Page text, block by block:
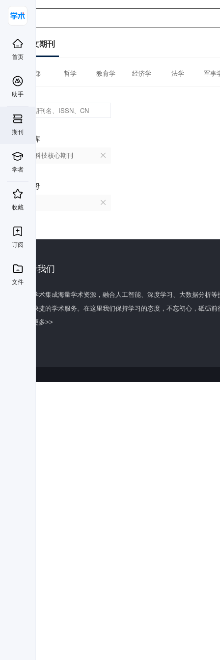
首页
助手
期刊
学者
收藏
订阅
文件
中文期刊
全部 哲学 教育学 经济学 法学 军事
数据库
中国科技核心期刊
首字母
关于我们
百度学术集成海量学术资源，融合人工智能、深度学习、大数据分析
全面快捷的学术服务。在这里我们保持学习的态度，不忘初心，砥砺前
了解更多>>